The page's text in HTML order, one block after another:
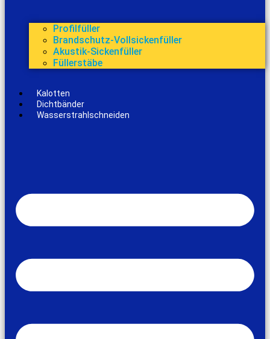
Profilfüller
Brandschutz-Vollsickenfüller
Akustik-Sickenfüller
Füllerstäbe
Kalotten
Dichtbänder
Wasserstrahlschneiden